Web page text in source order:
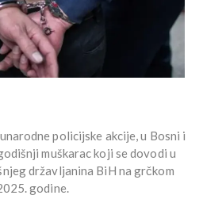
policijske akcije, u Bosni i
muškarac koji se dovodi u
državljanina BiH na grčkom
godine.